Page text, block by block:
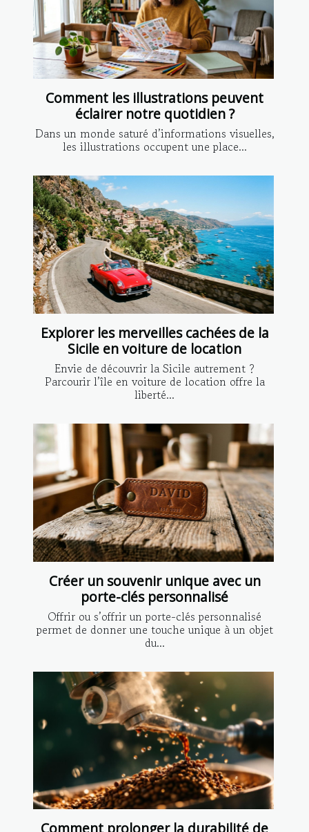
Comment les illustrations peuvent
éclairer notre quotidien ?
Dans un monde saturé d’informations visuelles,
les illustrations occupent une place...
Explorer les merveilles cachées de la
Sicile en voiture de location
Envie de découvrir la Sicile autrement ?
Parcourir l’île en voiture de location offre la
liberté...
Créer un souvenir unique avec un
porte-clés personnalisé
Offrir ou s’offrir un porte-clés personnalisé
permet de donner une touche unique à un objet
du...